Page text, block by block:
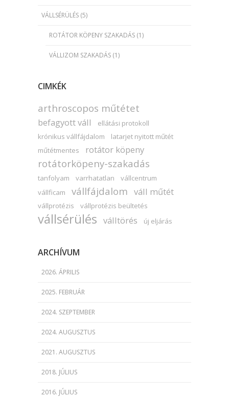
VÁLLSÉRÜLÉS (5)
ROTÁTOR KÖPENY SZAKADÁS (1)
VÁLLIZOM SZAKADÁS (1)
CIMKÉK
arthroscopos műtétet
befagyott váll
ellátási protokoll
krónikus vállfájdalom
latarjet nyitott műtét
műtétmentes
rotátor köpeny
rotátorköpeny-szakadás
tanfolyam varrhatatlan
vállcentrum
vállficam
vállfájdalom váll műtét
vállprotézis vállprotézis beültetés
vállsérülés válltörés új eljárás
ARCHÍVUM
2026. ÁPRILIS
2025. FEBRUÁR
2024. SZEPTEMBER
2024. AUGUSZTUS
2021. AUGUSZTUS
2018. JÚLIUS
2016. JÚLIUS